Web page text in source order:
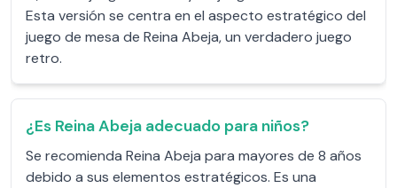
Esta versión se centra en el aspecto estratégico del
juego de mesa de Reina Abeja, un verdadero juego
retro.
¿Es Reina Abeja adecuado para niños?
Se recomienda Reina Abeja para mayores de 8 años
debido a sus elementos estratégicos. Es una